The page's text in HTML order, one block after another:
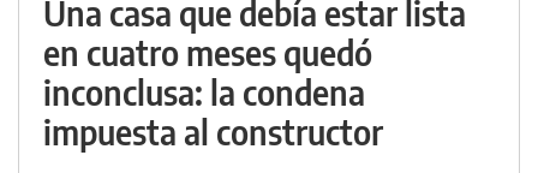
Una casa que debía estar lista
en cuatro meses quedó
inconclusa: la condena
impuesta al constructor